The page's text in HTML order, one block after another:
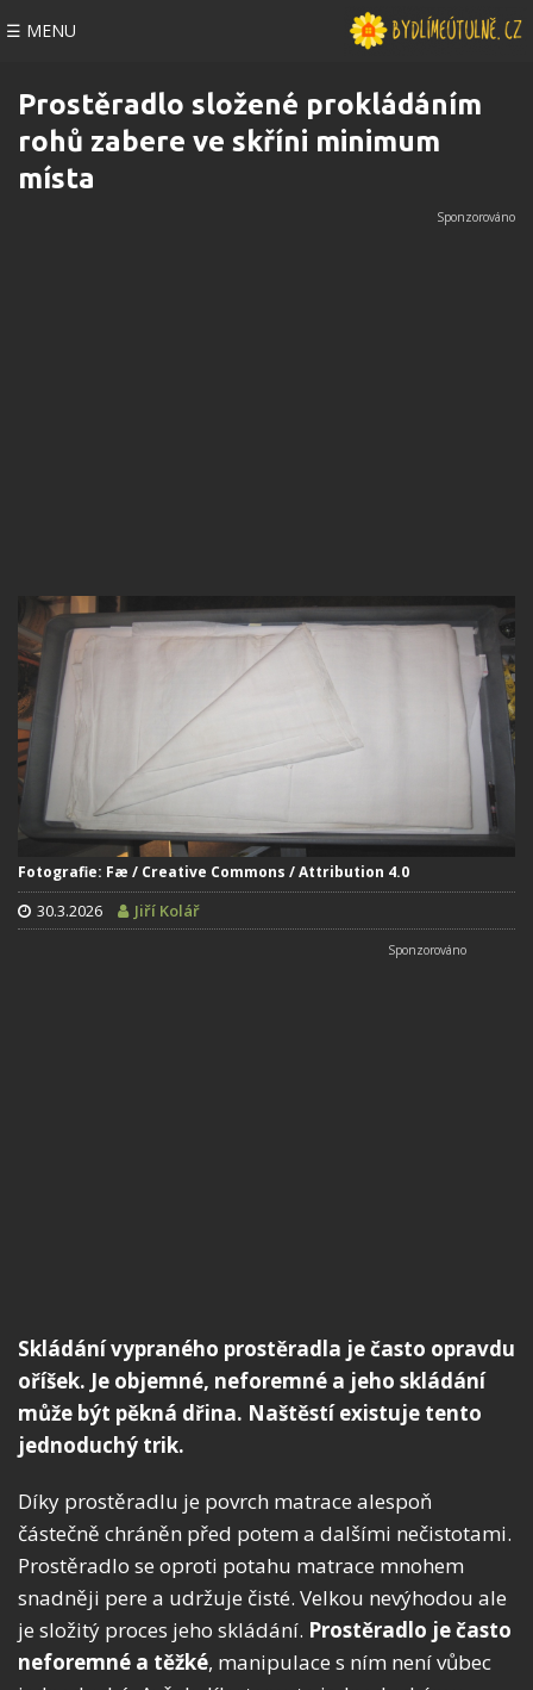
☰ MENU
Prostěradlo složené prokládáním
rohů zabere ve skříni minimum
místa
Fotografie: Fæ / Creative Commons / Attribution 4.0
30.3.2026 Jiří Kolář
Skládání vypraného prostěradla je často opravdu
oříšek. Je objemné, neforemné a jeho skládání
může být pěkná dřina. Naštěstí existuje tento
jednoduchý trik.
Díky prostěradlu je povrch matrace alespoň
částečně chráněn před potem a dalšími nečistotami.
Prostěradlo se oproti potahu matrace mnohem
snadněji pere a udržuje čisté. Velkou nevýhodou ale
je složitý proces jeho skládání. Prostěradlo je často
neforemné a těžké, manipulace s ním není vůbec